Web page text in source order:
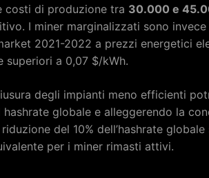
costi di produzione tra 30.000 e
I miner marginalizzati sono invece
2021-2022 a prezzi energetici
a 0,07 $/kWh.
degli impianti meno efficienti
globale e alleggerendo la
del 10% dell’hashrate
per i miner rimasti attivi.